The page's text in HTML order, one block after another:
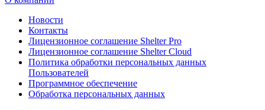
Новости
Контакты
Лицензионное соглашение Shelter Pro
Лицензионное соглашение Shelter Cloud
Политика обработки персональных данных
Пользователей
Программное обеспечение
Обработка персональных данных